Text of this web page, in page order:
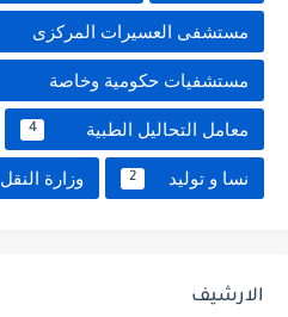
مستشفى العسيرات المركزى
مستشفيات حكومية وخاصة
معامل التحاليل الطبية 4
نسا و توليد 2 وزارة النقل
الارشيف